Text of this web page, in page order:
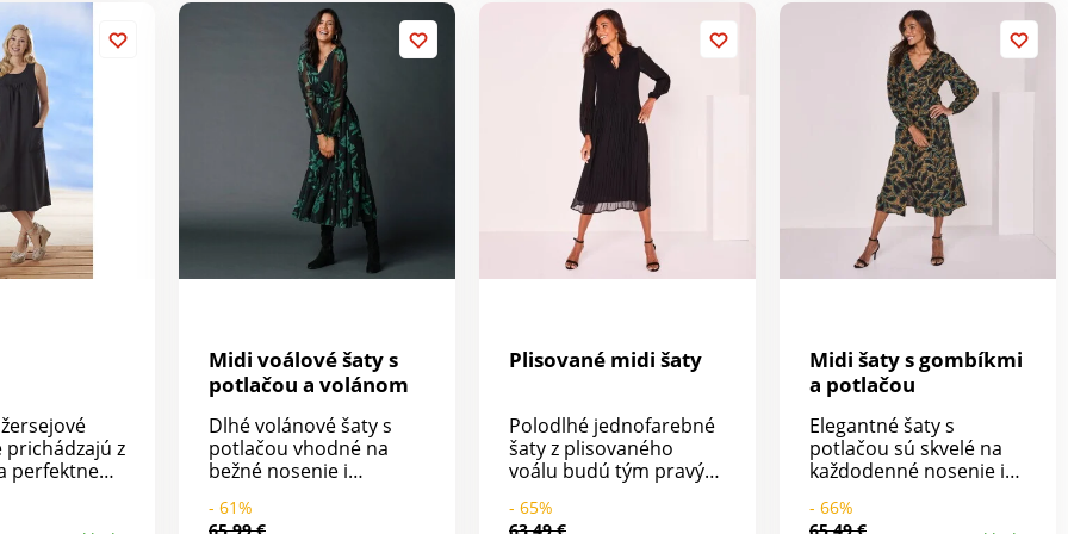
zapínanie.
zakončenie
a vzadu.
lem.
Možno
Rozšírený spodný diel.
Možno prať v práčke.
Možno prať v práčke.
výstrih s potiahnutými
gombíkmi a očkami. V
páse nariasenie. Vzadu
žabkovaný pás. Dlhé
rukávy s pružnými
koncami. Rozšírený
spodný diel. Možno prať
v práčke.
prichádzajú z
perfektne
Midi voálové šaty s
potlačou a volánom
Dlhé volánové šaty s
potlačou vhodné na
bežné nosenie i
Dlhé, mierne
- 61%
Plisované midi šaty
Polodlhé jednofarebné
šaty z plisovaného
voálu budú tým pravým
Plisovaný voál. Lichotivý
- 65%
Midi šaty s gombíkmi
a potlačou
Elegantné šaty s
potlačou sú skvelé na
každodenné nosenie i
Výstrih do "V" s
- 66%